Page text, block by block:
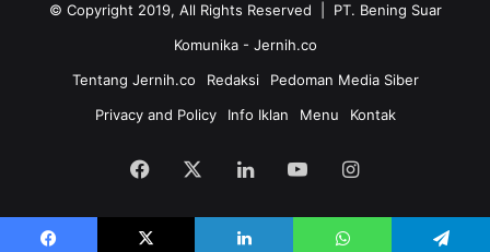
© Copyright 2019, All Rights Reserved | PT. Bening Suar
Komunika - Jernih.co
Tentang Jernih.co
Redaksi
Pedoman Media Siber
Privacy and Policy
Info Iklan Menu Kontak
Facebook LinkedInYouTubeInstagram